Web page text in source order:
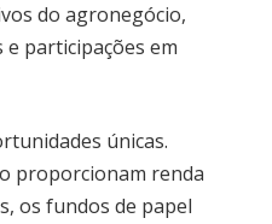
do agronegócio,
participações em
únicas.
proporcionam renda
os fundos de papel